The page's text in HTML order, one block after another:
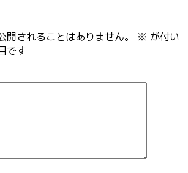
開されることはありません。 ※ が付い
です